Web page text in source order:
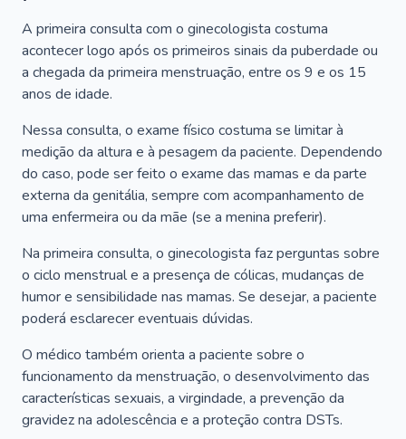
A primeira consulta com o ginecologista costuma
acontecer logo após os primeiros sinais da puberdade ou
a chegada da primeira menstruação, entre os 9 e os 15
anos de idade.
Nessa consulta, o exame físico costuma se limitar à
medição da altura e à pesagem da paciente. Dependendo
do caso, pode ser feito o exame das mamas e da parte
externa da genitália, sempre com acompanhamento de
uma enfermeira ou da mãe (se a menina preferir).
Na primeira consulta, o ginecologista faz perguntas sobre
o ciclo menstrual e a presença de cólicas, mudanças de
humor e sensibilidade nas mamas. Se desejar, a paciente
poderá esclarecer eventuais dúvidas.
O médico também orienta a paciente sobre o
funcionamento da menstruação, o desenvolvimento das
características sexuais, a virgindade, a prevenção da
gravidez na adolescência e a proteção contra DSTs.